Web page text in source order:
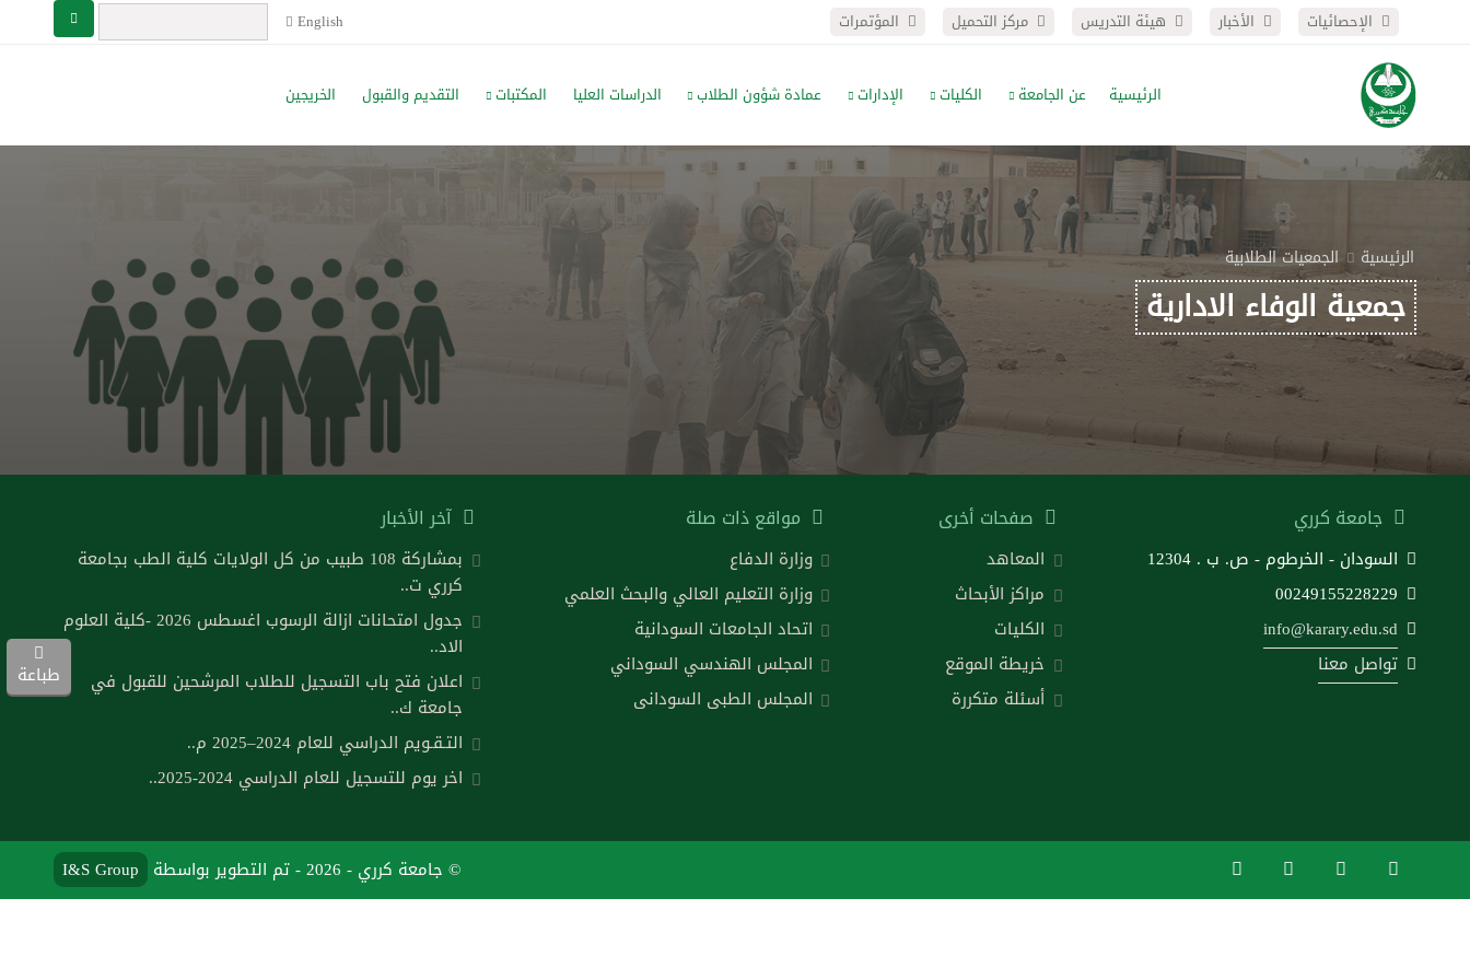
الإحصائيات الأخبار هيئة التدريس مركز التحميل المؤتمرات English
الرئيسية عن الجامعة الكليات الإدارات عمادة شؤون الطلاب الدراسات العليا المكتبات التقديم والقبول الخريجين
طباعة
الرئيسية الجمعيات الطلابية
جمعية الوفاء الادارية
جامعة كرري
السودان - الخرطوم - ص. ب . 12304
00249155228229
info@karary.edu.sd
تواصل معنا
صفحات أخرى
المعاهد
مراكز الأبحاث
الكليات
خريطة الموقع
أسئلة متكررة
مواقع ذات صلة
وزارة الدفاع
وزارة التعليم العالي والبحث العلمي
اتحاد الجامعات السودانية
المجلس الهندسي السوداني
المجلس الطبى السودانى
آخر الأخبار
بمشاركة 108 طبيب من كل الولايات كلية الطب بجامعة
كرري ت..
جدول امتحانات ازالة الرسوب اغسطس 2026 -كلية العلوم
الاد..
اعلان فتح باب التسجيل للطلاب المرشحين للقبول في
جامعة ك..
التـقـويم الدراسي للعام 2024–2025 م..
اخر يوم للتسجيل للعام الدراسي 2024-2025..
© جامعة كرري - 2026 - تم التطوير بواسطة I&S Group